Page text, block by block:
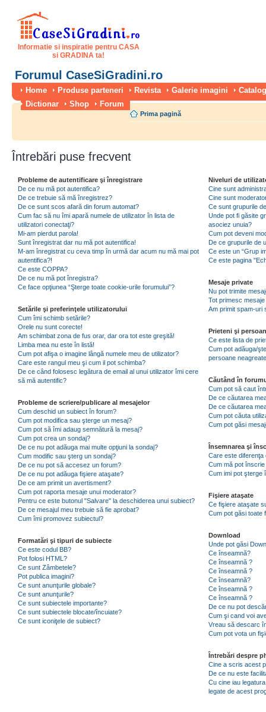
Informatie si inspiratie pentru CASA
si GRADINA ta!
Forumul CaseSiGradini.ro
Home Produse parteneri Revista Galerie imagini
Dictionar
Shop Forum
Prima pagină
Întrebări puse frecvent
Probleme de autentificare şi înregistrare
De ce nu mă pot autentifica?
De ce trebuie să mă înregistrez?
De ce sunt scos afară din forum automat?
Cum fac să nu îmi apară numele de utilizator în lista de
utilizatori conectaţi?
Mi-am pierdut parola!
Sunt înregistrat dar nu mă pot autentifica!
M-am înregistrat cu ceva timp în urmă dar acum nu mă mai pot
autentifica?!
Ce este COPPA?
De ce nu mă pot înregistra?
Ce face opţiunea “Şterge toate cookie-urile forumului”?
Setările şi preferinţele utilizatorului
Cum îmi schimb setările?
Orele nu sunt corecte!
Am schimbat zona de fus orar, dar ora tot este greşită!
Limba mea nu este în listă!
Cum pot afişa o imagine lângă numele meu de utilizator?
Care este rangul meu şi cum il pot schimba?
De ce când folosesc legătura de email al unui utilizator îmi cere
să mă autentific?
Probleme de scriere/publicare al mesajelor
Cum deschid un subiect în forum?
Cum pot modifica sau şterge un mesaj?
Cum pot să îmi adaug semnătură la mesaj?
Cum pot crea un sondaj?
De ce nu pot adăuga mai multe opţiuni la sondaj?
Cum modific sau şterg un sondaj?
De ce nu pot să accesez un forum?
De ce nu pot adăuga fişiere ataşate?
De ce am primit un avertisment?
Cum pot raporta mesaje unui moderator?
Pentru ce este butonul "Salvare" la deschiderea unui subiect?
De ce mesajul meu trebuie să fie aprobat?
Cum îmi promovez subiectul?
Formatări şi tipuri de subiecte
Ce este codul BB?
Pot folosi HTML?
Ce sunt Zâmbetele?
Pot publica imagini?
Ce sunt anunţurile globale?
Ce sunt anunţurile?
Ce sunt subiectele importante?
Ce sunt subiectele blocate/încuiate?
Ce sunt iconiţele de subiect?
Niveluri de
Cine sunt
Cine sunt
Ce sunt grupurile
Unde pot fi găsite
asociez unuia?
Cum pot deveni
De ce grupurile de
Ce este un “Grup
Ce este pagina
Mesaje private
Nu pot trimite
Tot primesc
Am primit spam-uri
Prieteni şi
Ce este lista de
Cum pot adăuga/
persoane
Căutând în
Cum pot să caut
De ce căutarea
De ce căutarea
Cum pot căuta
Cum pot găsi
Însemnarea şi
Care este
Cum mă pot
Cum imi pot şterge
Fişiere ataşate
Ce fişiere ataşate
Cum pot găsi toate
Download
Unde pot găsi
Ce înseamnă?
Ce înseamnă ?
Ce înseamnă ?
Ce înseamnă?
Ce înseamnă ?
Ce înseamnă ?
De ce nu pot
Cum şi cand voi
Vreau să descarc
Cum pot vota un
Întrebări despre
Cine a scris acest
De ce nu este
Cu cine iau
legate de acest